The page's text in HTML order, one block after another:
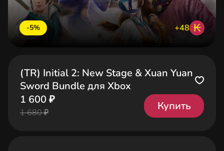
-5% +48 ₭
(TR) Initial 2: New Stage & Xuan Yuan
Sword Bundle для Xbox
1 600 ₽
1 680 ₽
Купить